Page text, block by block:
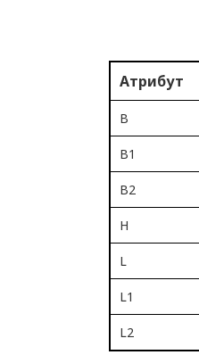
Атрибут
B
B1
B2
H
L
L1
L2